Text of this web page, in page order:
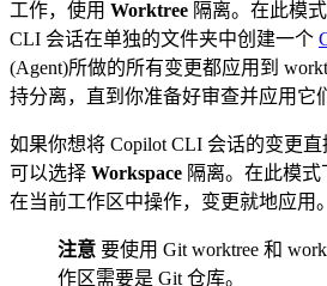
工作，使用 Worktree 隔离。在此模
CLI 会话在单独的文件夹中创建一个
(Agent)所做的所有变更都应用到
持分离，直到你准备好审查并应用它
如果你想将 Copilot CLI 会话的变更直
可以选择 Workspace 隔离。在此模式
在当前工作区中操作，变更就地应用。
注意 要使用 Git worktree 和
作区需要是 Git 仓库。